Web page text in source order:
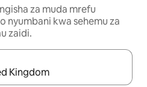
za muda mrefu
nyumbani kwa sehemu za
zaidi.
vinjari kwa kutumia vitufe vya